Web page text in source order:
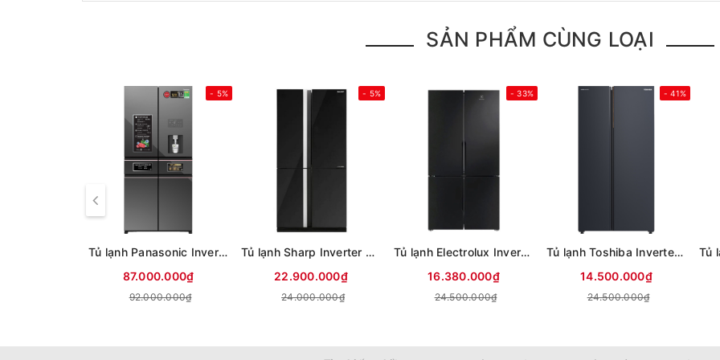
SẢN PHẨM CÙNG LOẠI
- 5%
Tủ lạnh Panasonic Inverter 650 lít PRIME+ Edition Multi Door NR-WY720ZMMV
87.000.000₫
92.000.000₫
- 5%
Tủ lạnh Sharp Inverter 611 lít Multi Door SJ-FXPI700VG-BK
22.900.000₫
24.000.000₫
- 33%
Tủ lạnh Electrolux Inverter 564 lít Multi Door EQE5700B-B
16.380.000₫
24.500.000₫
- 41%
Tủ lạnh Toshiba Inverter 711 lít Side By Side GR-RS910WI-PMV(06)-MG (Mới 2025)
14.500.000₫
24.500.000₫